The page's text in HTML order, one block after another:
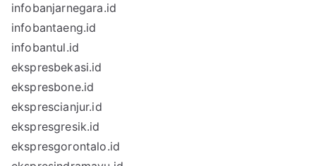
infobanjarnegara.id
infobantaeng.id
infobantul.id
ekspresbekasi.id
ekspresbone.id
eksprescianjur.id
ekspresgresik.id
ekspresgorontalo.id